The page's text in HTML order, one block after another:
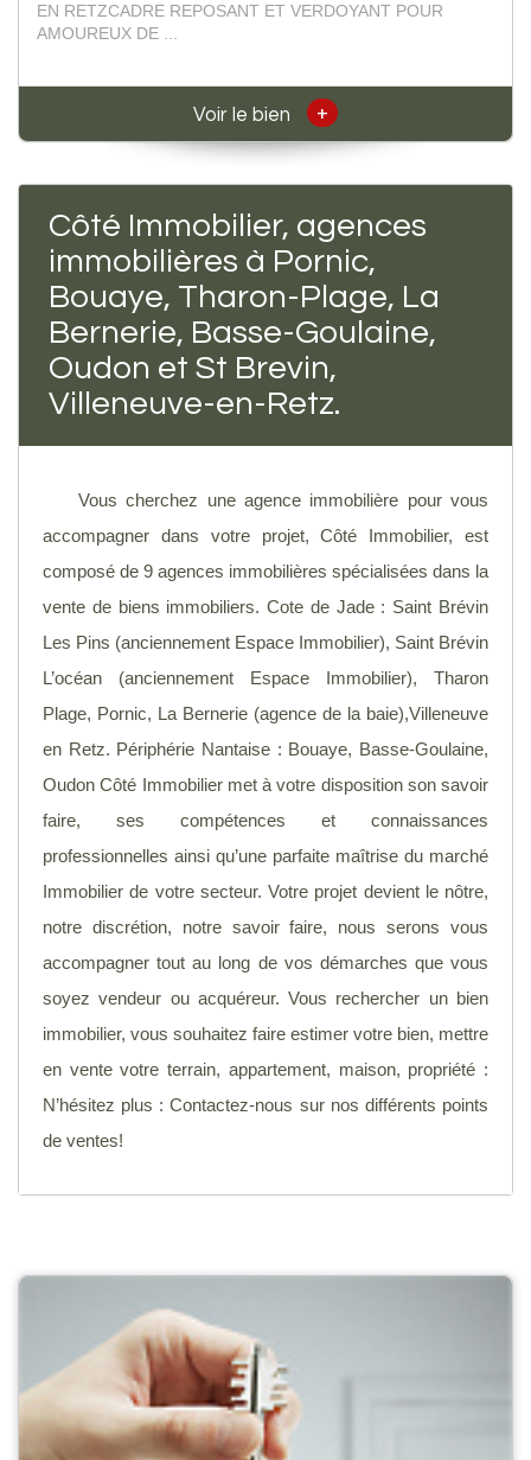
EN RETZCADRE REPOSANT ET VERDOYANT POUR
AMOUREUX DE ...
Voir le bien +
Côté Immobilier, agences
immobilières à Pornic,
Bouaye, Tharon-Plage, La
Bernerie, Basse-Goulaine,
Oudon et St Brevin,
Villeneuve-en-Retz.
Vous cherchez une agence immobilière pour vous
accompagner dans votre projet, Côté Immobilier, est
composé de 9 agences immobilières spécialisées dans la
vente de biens immobiliers. Cote de Jade : Saint Brévin
Les Pins (anciennement Espace Immobilier), Saint Brévin
L’océan (anciennement Espace Immobilier), Tharon
Plage, Pornic, La Bernerie (agence de la baie),Villeneuve
en Retz. Périphérie Nantaise : Bouaye, Basse-Goulaine,
Oudon Côté Immobilier met à votre disposition son savoir
faire, ses compétences et connaissances
professionnelles ainsi qu’une parfaite maîtrise du marché
Immobilier de votre secteur. Votre projet devient le nôtre,
notre discrétion, notre savoir faire, nous serons vous
accompagner tout au long de vos démarches que vous
soyez vendeur ou acquéreur. Vous rechercher un bien
immobilier, vous souhaitez faire estimer votre bien, mettre
en vente votre terrain, appartement, maison, propriété :
N’hésitez plus : Contactez-nous sur nos différents points
de ventes!